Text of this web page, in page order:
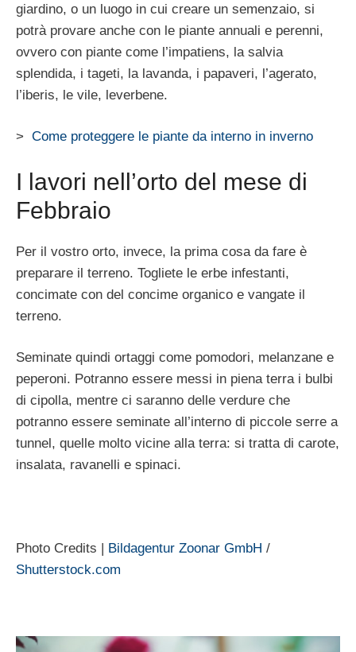
giardino, o un luogo in cui creare un semenzaio, si
potrà provare anche con le piante annuali e perenni,
ovvero con piante come l’impatiens, la salvia
splendida, i tageti, la lavanda, i papaveri, l’agerato,
l’iberis, le vile, leverbene.
> Come proteggere le piante da interno in inverno
I lavori nell’orto del mese di
Febbraio
Per il vostro orto, invece, la prima cosa da fare è
preparare il terreno. Togliete le erbe infestanti,
concimate con del concime organico e vangate il
terreno.
Seminate quindi ortaggi come pomodori, melanzane e
peperoni. Potranno essere messi in piena terra i bulbi
di cipolla, mentre ci saranno delle verdure che
potranno essere seminate all’interno di piccole serre a
tunnel, quelle molto vicine alla terra: si tratta di carote,
insalata, ravanelli e spinaci.
Photo Credits | Bildagentur Zoonar GmbH /
Shutterstock.com